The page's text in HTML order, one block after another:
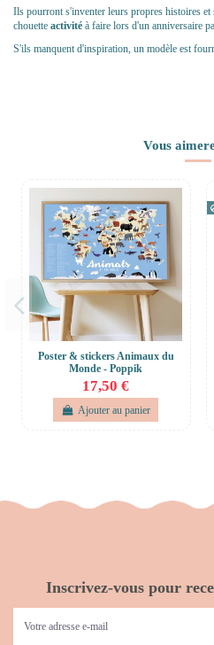
Ils pourront s'inventer leurs propres histoires et
chouette activité à faire lors d'un anniversaire
S'ils manquent d'inspiration, un modèle est
Vous
Poster & stickers Animaux du
Monde - Poppik
17,50 €
Ajouter au panier
Inscrivez-vous pour